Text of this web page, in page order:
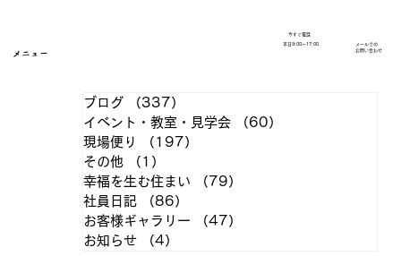
メニュー
今すぐ電話
​平日9:00～17:00
メールでの
​お問い合わせ
ブログ （337）
イベント・教室・見学会
（60）
現場便り
（197）
その他
（1）
幸福を生む住まい
（79）
社員日記
（86）
お客様ギャラリー
（47）
お知らせ
（4）